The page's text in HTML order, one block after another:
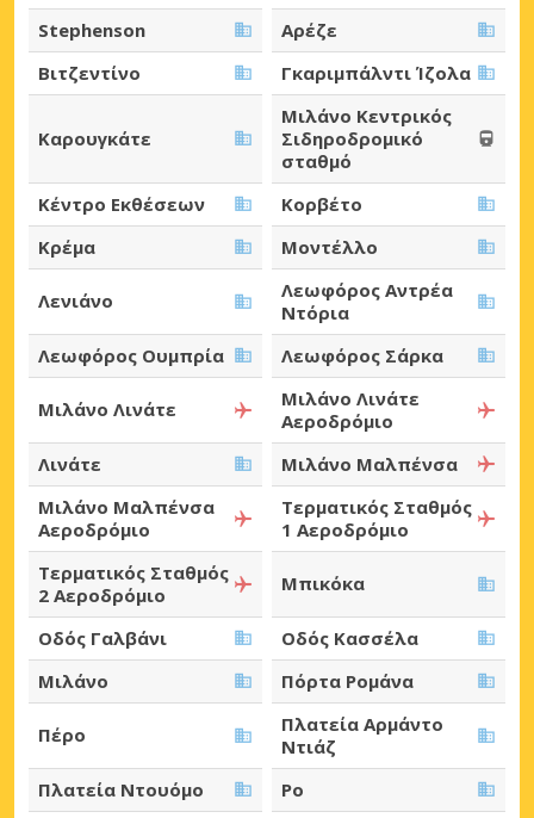
Stephenson
Αρέζε
Βιτζεντίνο
Γκαριμπάλντι Ίζολα
Καρουγκάτε
Μιλάνο Κεντρικός
Σιδηροδρομικό
σταθμό
Κέντρο Εκθέσεων
Κορβέτο
Κρέμα
Μοντέλλο
Λενιάνο
Λεωφόρος Αντρέα
Ντόρια
Λεωφόρος Ουμπρία
Λεωφόρος Σάρκα
Μιλάνο Λινάτε
Μιλάνο Λινάτε
Αεροδρόμιο
Λινάτε
Μιλάνο Μαλπένσα
Μιλάνο Μαλπένσα
Αεροδρόμιο
Τερματικός Σταθμός
1 Αεροδρόμιο
Τερματικός Σταθμός
2 Αεροδρόμιο
Μπικόκα
Οδός Γαλβάνι
Οδός Κασσέλα
Μιλάνο
Πόρτα Ρομάνα
Πέρο
Πλατεία Αρμάντο
Ντιάζ
Πλατεία Ντουόμο
Ρο